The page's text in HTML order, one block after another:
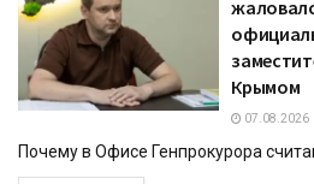
Крымом
07.08.2026
Почему в Офисе Генпрокурора